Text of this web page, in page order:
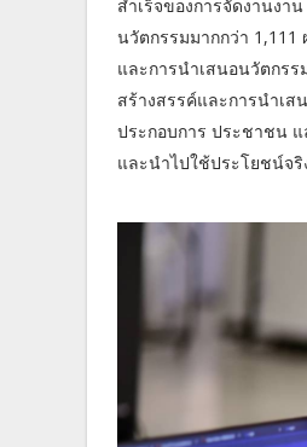
สำเร็จของการจัดงานงา
นวัตกรรมมากกว่า 1,111
และการนำเสนอนวัตกร
สร้างสรรค์และการนำเส
ประกอบการ ประชาชน
และนำไปใช้ประโยชน์จ